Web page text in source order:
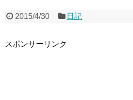
2015/4/30 日記
スポンサーリンク